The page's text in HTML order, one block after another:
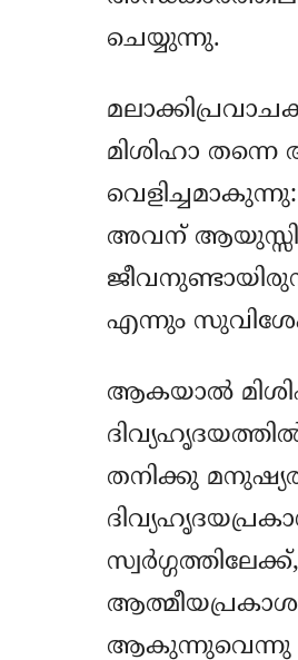
ചെയ്യുന്നു.
മിശിഹാ
അവന്
എന്നും
ആകയാല്‍
തനിക്കു
ആകുന്നുവെന്നു